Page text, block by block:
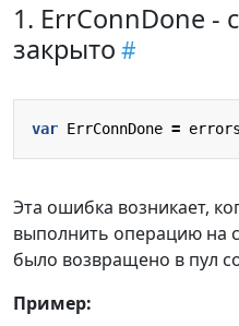
1. ErrConnDone -
закрыто
var ErrConnDone = errors
Эта ошибка возникает,
выполнить операцию на
было возвращено в пул
Пример: